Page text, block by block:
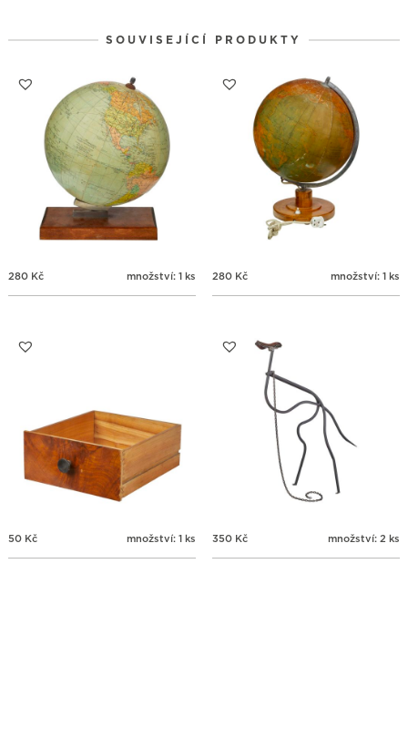
SOUVISEJÍCÍ PRODUKTY
280 Kč množství: 1 ks 280 Kč množství: 1 ks
50 Kč množství: 1 ks 350 Kč množství: 2 ks